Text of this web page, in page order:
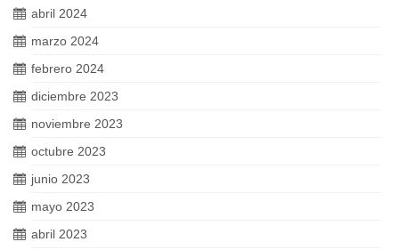
abril 2024
marzo 2024
febrero 2024
diciembre 2023
noviembre 2023
octubre 2023
junio 2023
mayo 2023
abril 2023